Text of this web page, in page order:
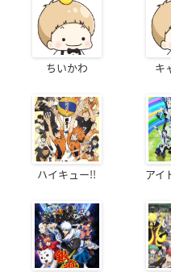
ちいかわ キ
ハイキュー!! アイ